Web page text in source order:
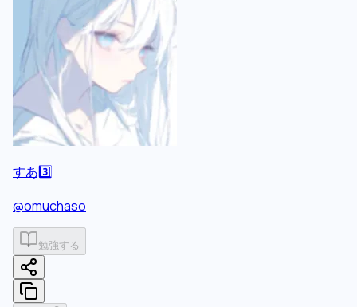
すあ3️⃣
@omuchaso
勉強する